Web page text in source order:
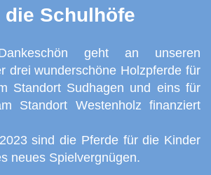
die Schulhöfe
geht an unseren
drei wunderschöne Holzpferde für
Standort Sudhagen und eins für
Standort Westenholz finanziert
sind die Pferde für die Kinder
neues Spielvergnügen.